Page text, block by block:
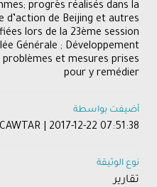
progrès réalisés dans la
de Beijing et autres
lors de la 23ème session
Générale ; Développement
et mesures prises
pour y remédier
أضيفت بواسطة
CAWTAR | 2017-12-22 07:51:38
نوع الوثيقة
تقارير